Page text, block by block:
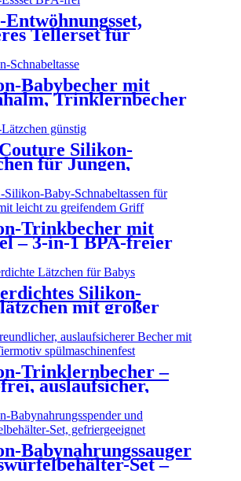
Entwöhnungsset,
Tellerset für
Babybecher mit
Trinklernbecher
Silikon-
für Jungen,
| YSC
Trinkbecher mit
– 3-in-1 BPA-freier
| YSC
Silikon-
mit großer
für Essen | YSC
Trinklernbecher –
auslaufsicher,
Griffe, mit Strohhalm
Babynahrungssauger
Set –